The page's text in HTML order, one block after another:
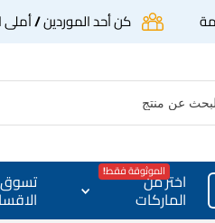
كن أحد الموردين / أملى
اختر من
الماركات
الموثوقة فقط!